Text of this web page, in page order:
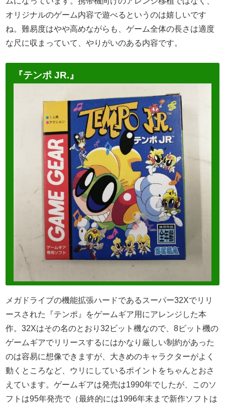
オリジナルのゲーム内容で遊べるというのは嬉しいです
ね。難易度はやや高めながらも、ゲーム全体の長さは適度
な尺に収まっていて、やりがいのある内容です。
『テンポ JR.』
メガドライブの機能拡張ハードであるスーパー32Xでリリ
ースされた『テンポ』をゲームギア用にアレンジした本
作。32Xはその名のとおり32ビット機なので、8ビット機の
ゲームギアでリリースするにはかなり厳しい制約があった
のは容易に想像できますが、大きめのキャラクターがよく
動くところなど、ウリにしているポイントをちゃんとおさ
えています。ゲームギアは発売は1990年でしたが、このソ
フトは95年発売で（最終的には1996年末まで新作ソフトは